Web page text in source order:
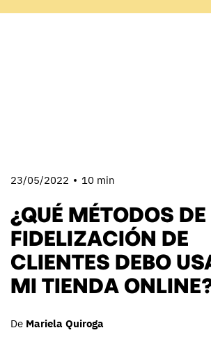
23/05/2022 10 min
¿QUÉ MÉTODOS DE
FIDELIZACIÓN DE
CLIENTES DEBO
MI TIENDA
De Mariela Quiroga